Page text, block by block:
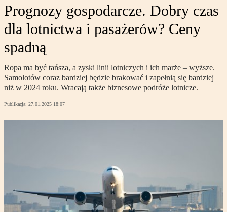
Prognozy gospodarcze. Dobry czas
dla lotnictwa i pasażerów? Ceny
spadną
Ropa ma być tańsza, a zyski linii lotniczych i ich marże – wyższe.
Samolotów coraz bardziej będzie brakować i zapełnią się bardziej
niż w 2024 roku. Wracają także biznesowe podróże lotnicze.
Publikacja: 27.01.2025 18:07